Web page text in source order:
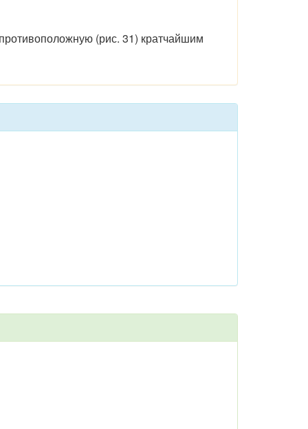
(рис. 31) кратчайшим